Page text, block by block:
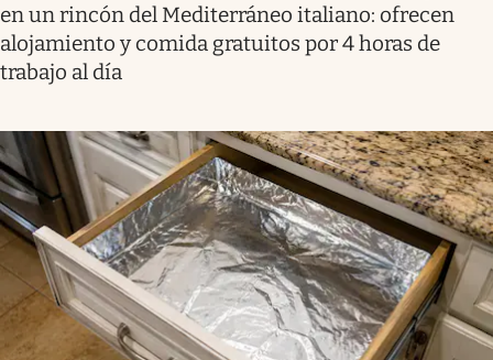
en un rincón del Mediterráneo italiano: ofrecen
alojamiento y comida gratuitos por 4 horas de
trabajo al día